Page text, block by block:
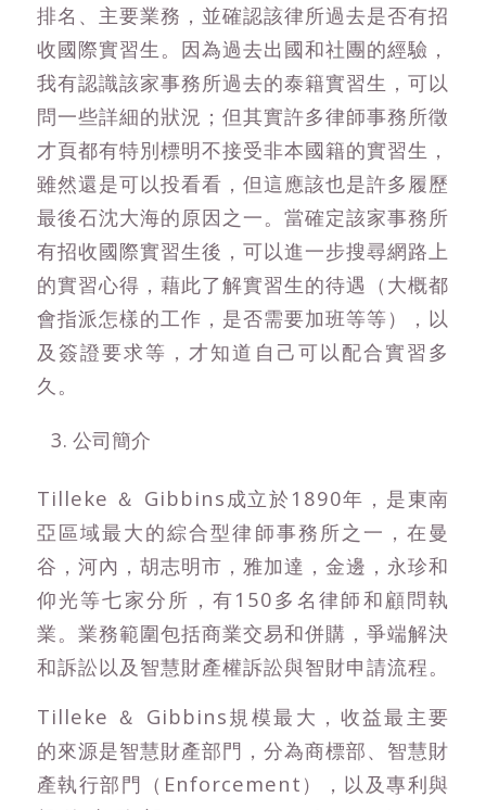
排名、主要業務，並確認該律所過去是否有招
收國際實習生。因為過去出國和社團的經驗，
我有認識該家事務所過去的泰籍實習生，可以
問一些詳細的狀況；但其實許多律師事務所徵
才頁都有特別標明不接受非本國籍的實習生，
雖然還是可以投看看，但這應該也是許多履歷
最後石沈大海的原因之一。當確定該家事務所
有招收國際實習生後，可以進一步搜尋網路上
的實習心得，藉此了解實習生的待遇（大概都
會指派怎樣的工作，是否需要加班等等），以
及簽證要求等，才知道自己可以配合實習多
久。
公司簡介
Tilleke ＆ Gibbins成立於1890年，是東南
亞區域最大的綜合型律師事務所之一，在曼
谷，河內，胡志明市，雅加達，金邊，永珍和
仰光等七家分所，有150多名律師和顧問執
業。業務範圍包括商業交易和併購，爭端解決
和訴訟以及智慧財產權訴訟與智財申請流程。
Tilleke ＆ Gibbins規模最大，收益最主要
的來源是智慧財產部門，分為商標部、智慧財
產執行部門（Enforcement），以及專利與